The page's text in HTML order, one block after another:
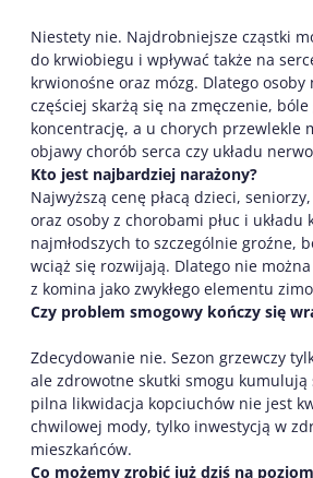
Niestety nie. Najdrobniejsze cząstki
do krwiobiegu i wpływać także na
krwionośne oraz mózg. Dlatego osoby
częściej skarżą się na zmęczenie, bóle
koncentrację, a u chorych przewlekle
objawy chorób serca czy układu
Kto jest najbardziej narażony?
Najwyższą cenę płacą dzieci,
oraz osoby z chorobami płuc i układu
najmłodszych to szczególnie groźne,
wciąż się rozwijają. Dlatego nie
z komina jako zwykłego elementu
Czy problem smogowy kończy się
Zdecydowanie nie. Sezon grzewczy
ale zdrowotne skutki smogu kumulują
pilna likwidacja kopciuchów nie jest
chwilowej mody, tylko inwestycją w
mieszkańców.
Co możemy zrobić już dziś na